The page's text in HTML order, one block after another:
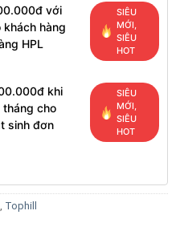
với
khách hàng
HPL
SIÊU
MỚI,
SIÊU
HOT
khi
tháng cho
sinh đơn
SIÊU
MỚI,
SIÊU
HOT
, Tophill